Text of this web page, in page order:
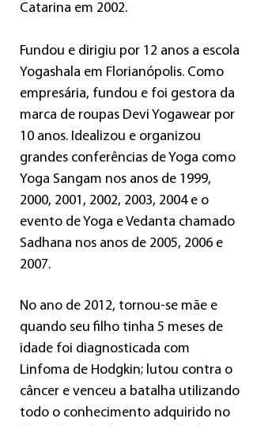
Catarina em 2002.
Fundou e dirigiu por 12 anos a escola
Yogashala em Florianópolis. Como
empresária, fundou e foi gestora da
marca de roupas Devi Yogawear por
10 anos. Idealizou e organizou
grandes conferências de Yoga como
Yoga Sangam nos anos de 1999,
2000, 2001, 2002, 2003, 2004 e o
evento de Yoga e Vedanta chamado
Sadhana nos anos de 2005, 2006 e
2007.
No ano de 2012, tornou-se mãe e
quando seu filho tinha 5 meses de
idade foi diagnosticada com
Linfoma de Hodgkin; lutou contra o
câncer e venceu a batalha utilizando
todo o conhecimento adquirido no